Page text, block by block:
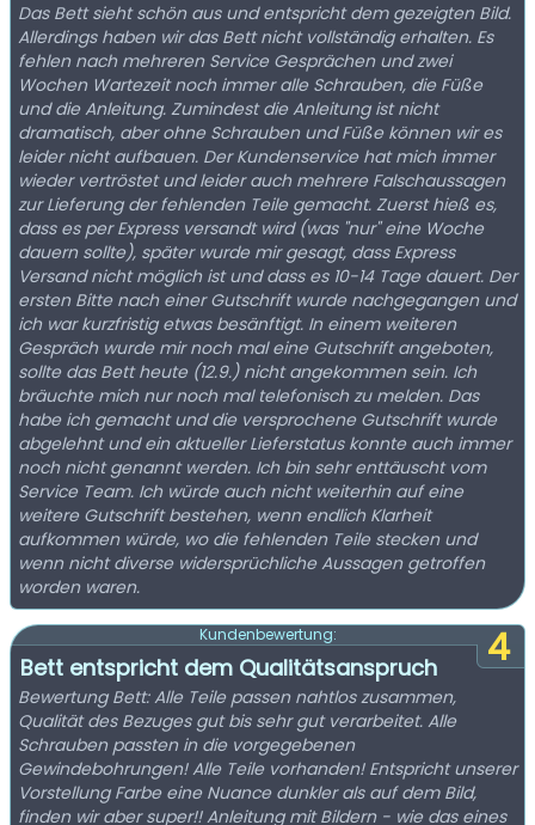
Das Bett sieht schön aus und entspricht dem gezeigten Bild.
Allerdings haben wir das Bett nicht vollständig erhalten. Es
fehlen nach mehreren Service Gesprächen und zwei
Wochen Wartezeit noch immer alle Schrauben, die Füße
und die Anleitung. Zumindest die Anleitung ist nicht
dramatisch, aber ohne Schrauben und Füße können wir es
leider nicht aufbauen. Der Kundenservice hat mich immer
wieder vertröstet und leider auch mehrere Falschaussagen
zur Lieferung der fehlenden Teile gemacht. Zuerst hieß es,
dass es per Express versandt wird (was "nur" eine Woche
dauern sollte), später wurde mir gesagt, dass Express
Versand nicht möglich ist und dass es 10-14 Tage dauert. Der
ersten Bitte nach einer Gutschrift wurde nachgegangen und
ich war kurzfristig etwas besänftigt. In einem weiteren
Gespräch wurde mir noch mal eine Gutschrift angeboten,
sollte das Bett heute (12.9.) nicht angekommen sein. Ich
bräuchte mich nur noch mal telefonisch zu melden. Das
habe ich gemacht und die versprochene Gutschrift wurde
abgelehnt und ein aktueller Lieferstatus konnte auch immer
noch nicht genannt werden. Ich bin sehr enttäuscht vom
Service Team. Ich würde auch nicht weiterhin auf eine
weitere Gutschrift bestehen, wenn endlich Klarheit
aufkommen würde, wo die fehlenden Teile stecken und
wenn nicht diverse widersprüchliche Aussagen getroffen
worden waren.
4
Kundenbewertung:
Bett entspricht dem Qualitätsanspruch
Bewertung Bett: Alle Teile passen nahtlos zusammen,
Qualität des Bezuges gut bis sehr gut verarbeitet. Alle
Schrauben passten in die vorgegebenen
Gewindebohrungen! Alle Teile vorhanden! Entspricht unserer
Vorstellung Farbe eine Nuance dunkler als auf dem Bild,
finden wir aber super!! Anleitung mit Bildern - wie das eines